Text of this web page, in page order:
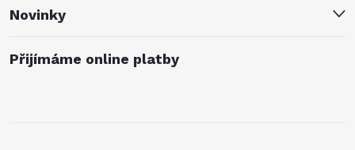
Novinky
Přijímáme online platby